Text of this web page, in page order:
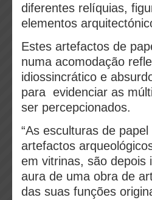
diferentes relíquias,
elementos
Estes artefactos de
numa acomodação
idiossincrático e
para evidenciar as
ser percepcionados.
“As esculturas de
artefactos
em vitrinas, são depois
aura de uma obra de
das suas funções